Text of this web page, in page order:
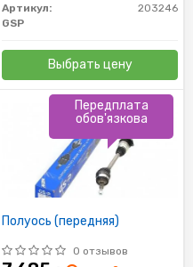
Артикул:
203246
GSP
Выбрать цену
Полуось (передняя)
0 отзывов
Передплата
обов'язкова